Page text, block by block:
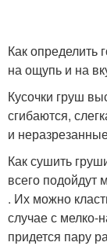
Как определить
на ощупь и на
Кусочки груш
сгибаются,
и
Как сушить
всего подойдут
. Их можно
случае с
придется пару